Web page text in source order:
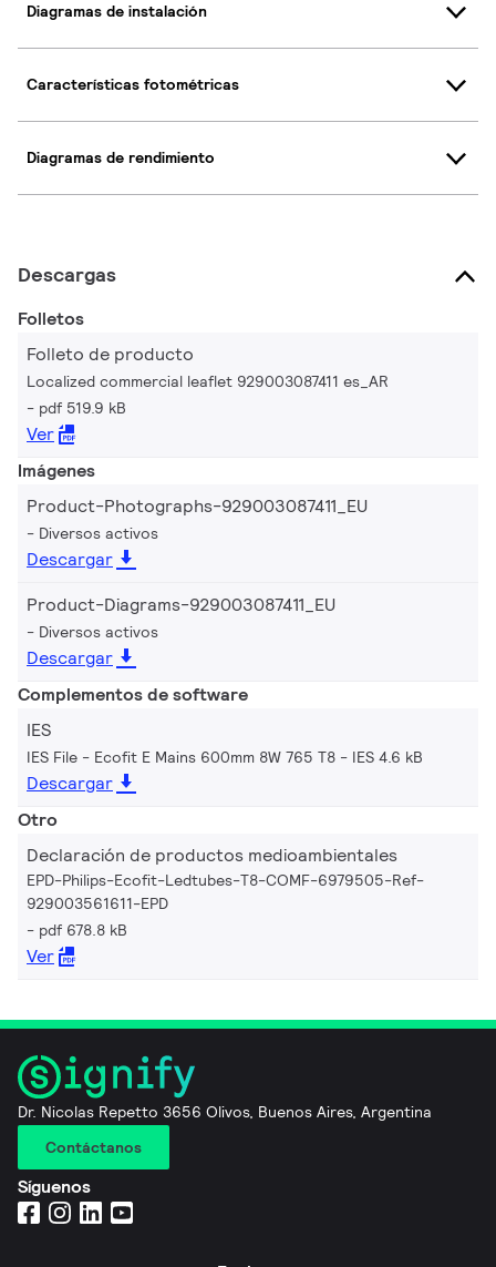
Diagramas de instalación
Características fotométricas
Diagramas de rendimiento
Descargas
Folletos
Folleto de producto
Localized commercial leaflet 929003087411 es_AR
pdf 519.9 kB
Ver
Imágenes
Product-Photographs-929003087411_EU
Diversos activos
Descargar
Product-Diagrams-929003087411_EU
Diversos activos
Descargar
Complementos de software
IES
IES File - Ecofit E Mains 600mm 8W 765 T8 IES 4.6 kB
Descargar
Otro
Declaración de productos medioambientales
EPD-Philips-Ecofit-Ledtubes-T8-COMF-6979505-Ref-
929003561611-EPD
pdf 678.8 kB
Ver
Dr. Nicolas Repetto 3656 Olivos, Buenos Aires, Argentina
Contáctanos
Síguenos